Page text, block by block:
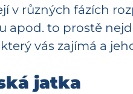
v různých fázích
apod. to prostě
vás zajímá a
jatka